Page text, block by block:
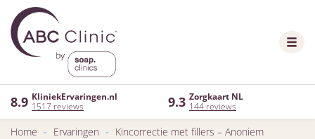
8.9 KliniekErvaringen.nl
1517 reviews
9.3 Zorgkaart NL
144 reviews
Home - Ervaringen - Kincorrectie met fillers – Anoniem